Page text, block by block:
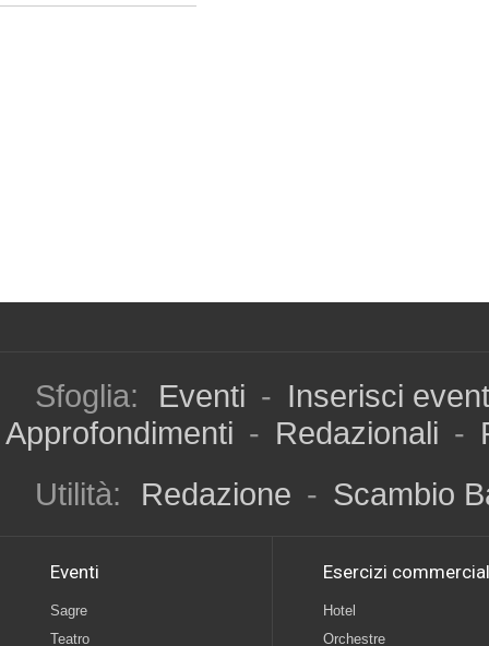
Sfoglia: Eventi - Inserisci
Approfondimenti - Redazionali -
Utilità:
Redazione - Scambio
Eventi
Sagre
Teatro
Esercizi
Hotel
Orchestre